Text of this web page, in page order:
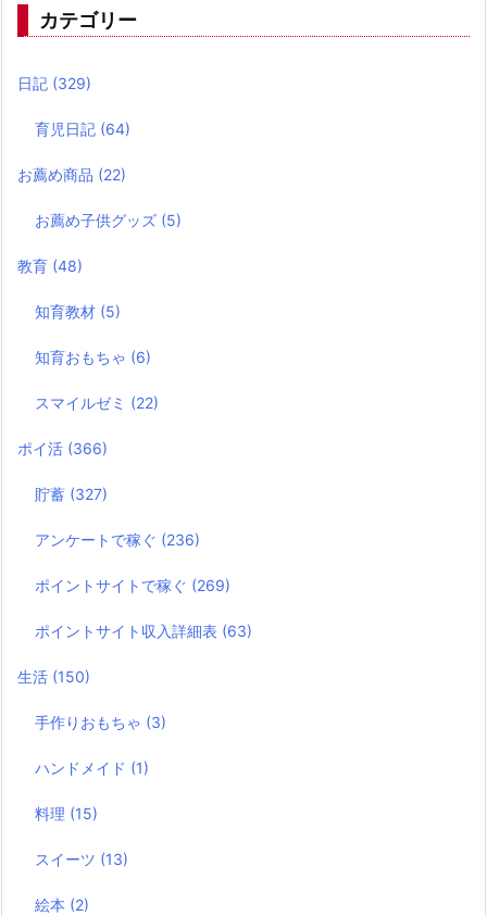
カテゴリー
日記 (329)
育児日記 (64)
お薦め商品 (22)
お薦め子供グッズ (5)
教育 (48)
知育教材 (5)
知育おもちゃ (6)
スマイルゼミ (22)
ポイ活 (366)
貯蓄 (327)
アンケートで稼ぐ (236)
ポイントサイトで稼ぐ (269)
ポイントサイト収入詳細表 (63)
生活 (150)
手作りおもちゃ (3)
ハンドメイド (1)
料理 (15)
スイーツ (13)
絵本 (2)